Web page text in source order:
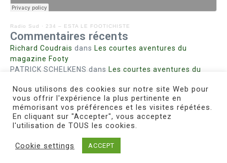
Radio Sud · 234 – ESTA LE FOOTICHISTE
Commentaires récents
Richard Coudrais dans Les courtes aventures du
magazine Footy
PATRICK SCHELKENS dans Les courtes aventures du
Bohn fabiennedans Intrigues sanglantes à Mulhouse
Steph. RUTA dansLust for Nice
MIRMANDdansPieds agiles et champignons
Copyright © 2026 Le Footichiste | Réalisé par
Nous utilisons des cookies sur notre site Web pour
vous offrir l'expérience la plus pertinente en
mémorisant vos préférences et les visites répétées.
En cliquant sur "Accepter", vous acceptez
l'utilisation de TOUS les cookies.
Cookie settings ACCEPT